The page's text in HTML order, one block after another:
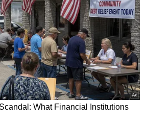
ಕ್ಕೆ TAX ಇಳಿಕೆ: ಮೋದಿ-
| India US
Rounds